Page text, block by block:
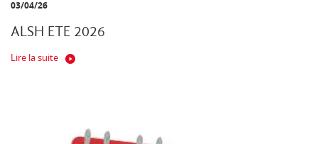
03/04/26
ALSH ETE 2026
Lire la suite